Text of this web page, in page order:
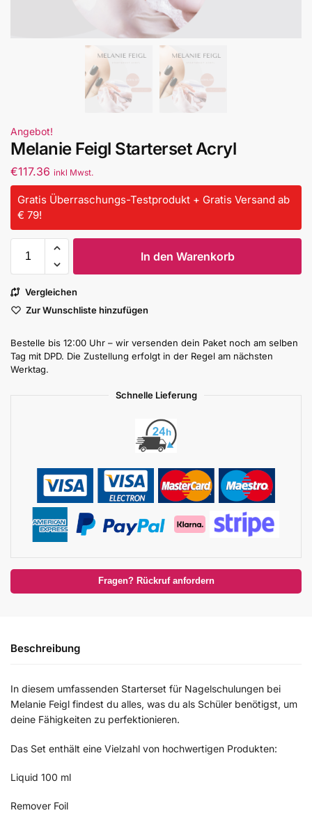
Angebot!
Melanie Feigl Starterset Acryl
€117.36 inkl Mwst.
Gratis Überraschungs-Testprodukt + Gratis Versand ab
€ 79!
In den Warenkorb
Vergleichen
Zur Wunschliste hinzufügen
Bestelle bis 12:00 Uhr – wir versenden dein Paket noch am selben
Tag mit DPD. Die Zustellung erfolgt in der Regel am nächsten
Werktag.
Schnelle Lieferung
Fragen? Rückruf anfordern
Beschreibung
In diesem umfassenden Starterset für Nagelschulungen bei
Melanie Feigl findest du alles, was du als Schüler benötigst, um
deine Fähigkeiten zu perfektionieren.
Das Set enthält eine Vielzahl von hochwertigen Produkten:
Liquid 100 ml
Remover Foil